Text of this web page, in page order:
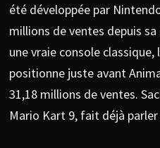
été développée par
millions de ventes depuis
une vraie console classique,
positionne juste avant
31,18 millions de ventes.
Mario Kart 9, fait déjà parler